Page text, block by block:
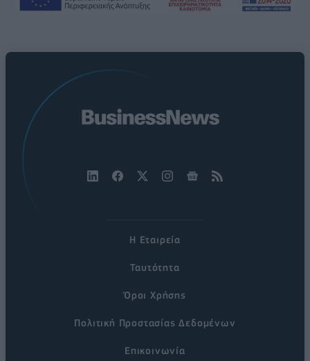
Η Εταιρεία
Ταυτότητα
Όροι Χρήσης
Πολιτική Προστασίας Δεδομένων
Επικοινωνία